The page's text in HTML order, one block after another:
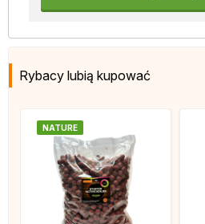
Rybacy lubią kupować
NATURE